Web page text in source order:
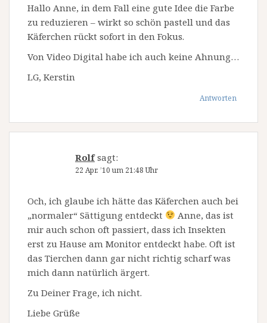
Hallo Anne, in dem Fall eine gute Idee die Farbe
zu reduzieren – wirkt so schön pastell und das
Käferchen rückt sofort in den Fokus.
Von Video Digital habe ich auch keine Ahnung…
LG, Kerstin
Antworten
Rolf sagt:
22 Apr. ’10 um 21:48 Uhr
Och, ich glaube ich hätte das Käferchen auch bei
„normaler“ Sättigung entdeckt
Anne, das ist
mir auch schon oft passiert, dass ich Insekten
erst zu Hause am Monitor entdeckt habe. Oft ist
das Tierchen dann gar nicht richtig scharf was
mich dann natürlich ärgert.
Zu Deiner Frage, ich nicht.
Liebe Grüße